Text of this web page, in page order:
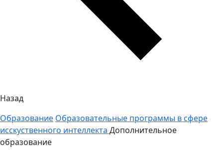
Назад
Образование Образовательные программы в сфере
исскуственного интеллекта Дополнительное
образование